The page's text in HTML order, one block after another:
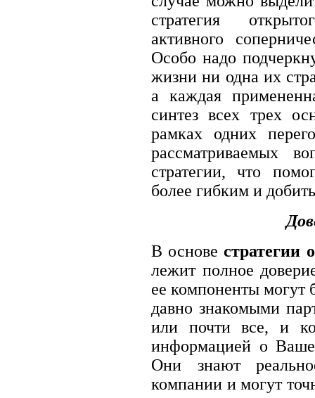
стратегия
активного
Особо надо
жизни ни одна их
а каждая
синтез всех трех
рамках одних
рассматриваемых
стратегии, что
более гибким и
В основестратегии
лежит полное
ее компоненты могут
давно знакомыми
или почти все, и
информацией о
Они знают
компании и могут